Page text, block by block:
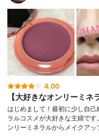
4.00
【大好きなオンリーミネ
はじめまして！最初に少し自己
ラルコスメが大好きな主婦で
ンリーミネラルからメイクア